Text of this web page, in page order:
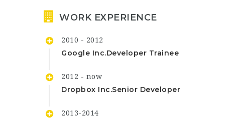
WORK EXPERIENCE
2010 - 2012
Google Inc.Developer Trainee
2012 - now
Dropbox Inc.Senior Developer
2013-2014